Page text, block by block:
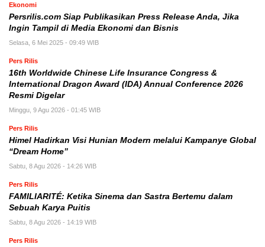
Ekonomi
Persrilis.com Siap Publikasikan Press Release Anda, Jika
Ingin Tampil di Media Ekonomi dan Bisnis
Selasa, 6 Mei 2025 - 09:49 WIB
Pers Rilis
16th Worldwide Chinese Life Insurance Congress &
International Dragon Award (IDA) Annual Conference 2026
Resmi Digelar
Minggu, 9 Agu 2026 - 01:45 WIB
Pers Rilis
Himel Hadirkan Visi Hunian Modern melalui Kampanye Global
“Dream Home”
Sabtu, 8 Agu 2026 - 14:26 WIB
Pers Rilis
FAMILIARITÉ: Ketika Sinema dan Sastra Bertemu dalam
Sebuah Karya Puitis
Sabtu, 8 Agu 2026 - 14:19 WIB
Pers Rilis